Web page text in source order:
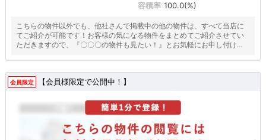
容積率 100.0(%)
こちらの物件以外でも、他社さんで掲載中の他の物件は、すべて当店に
てご紹介が可能です！お客様の気になる物件をまとめてご紹介させてい
ただきますので、『〇〇〇の物件も見たい！』とお気軽にお申し付けく
会員限定 【会員様限定で公開中！】